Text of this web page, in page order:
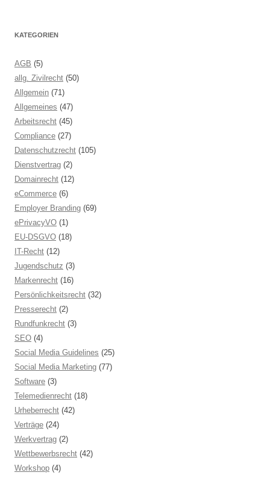
KATEGORIEN
AGB (5)
allg. Zivilrecht (50)
Allgemein (71)
Allgemeines (47)
Arbeitsrecht (45)
Compliance (27)
Datenschutzrecht (105)
Dienstvertrag (2)
Domainrecht (12)
eCommerce (6)
Employer Branding (69)
ePrivacyVO (1)
EU-DSGVO (18)
IT-Recht (12)
Jugendschutz (3)
Markenrecht (16)
Persönlichkeitsrecht (32)
Presserecht (2)
Rundfunkrecht (3)
SEO (4)
Social Media Guidelines (25)
Social Media Marketing (77)
Software (3)
Telemedienrecht (18)
Urheberrecht (42)
Verträge (24)
Werkvertrag (2)
Wettbewerbsrecht (42)
Workshop (4)